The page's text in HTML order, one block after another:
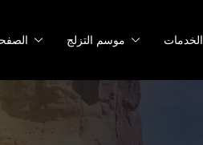
موسم التزلج الخدمات